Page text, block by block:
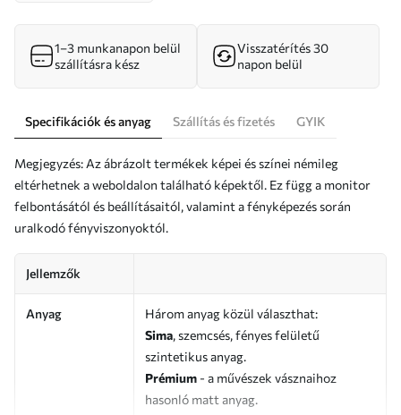
1–3 munkanapon belül
szállításra kész
Visszatérítés 30
napon belül
Specifikációk és anyag Szállítás és fizetés GYIK
Megjegyzés: Az ábrázolt termékek képei és színei némileg
eltérhetnek a weboldalon található képektől. Ez függ a monitor
felbontásától és beállításaitól, valamint a fényképezés során
uralkodó fényviszonyoktól.
Jellemzők
Anyag
Három anyag közül választhat:
Sima, szemcsés, fényes felületű
szintetikus anyag.
Prémium - a művészek vásznaihoz
hasonló matt anyag.